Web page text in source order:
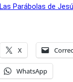
Las Parábolas de
X
WhatsApp